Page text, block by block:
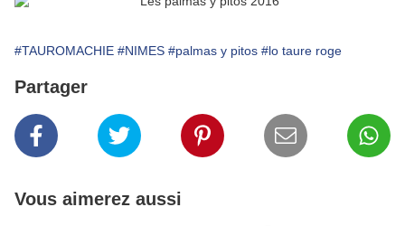
#TAUROMACHIE #NIMES #palmas y pitos #lo taure roge
Partager
Vous aimerez aussi